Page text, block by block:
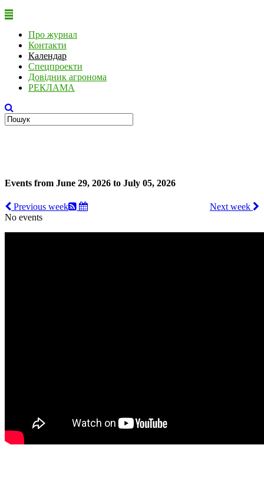
Про журнал
Контакти
Календар
Спецпроекти
Довідник агронома
РЕКЛАМА
Events from June 29, 2026 to July 05, 2026
Previous week
Next week
No events